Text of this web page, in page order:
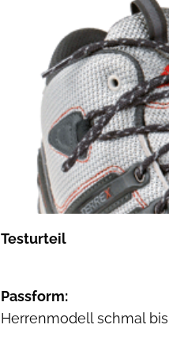
Testurteil
Passform:
Herrenmodell schmal